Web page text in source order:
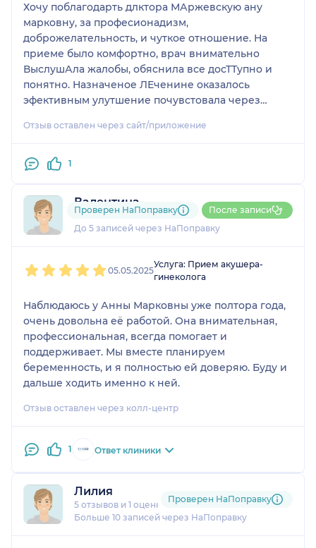
Хочу поблагодарть длктора МАржевскую ану
марковну, за професионадизм,
доброжелательность, и чуткое отношение. На
приеме было комфортно, врач внимательно
ВыслушАла жалобы, обяснила все досТТупно и
понятно. Назначеное ЛЕченине оказалось
эфективным улутшение почувстовала через
заботитса о пациенте, не формально, а по
Отзыв оставлен через сайт/приложение
1
Валентина
1 отзыв
До 5 записей через НаПоправку
Проверен НаПоправку После записи
05.05.2025
Услуга: Прием акушера-
гинеколога
Наблюдаюсь у Анны Марковны уже полтора года,
очень довольна её работой. Она внимательная,
профессиональная, всегда помогает и
поддерживает. Мы вместе планируем
беременность, и я полностью ей доверяю. Буду и
дальше ходить именно к ней.
Отзыв оставлен через колл-центр
1 Ответ клиники
Лилия
5 отзывов и 1 оценка
Больше 10 записей через НаПоправку
Проверен НаПоправку